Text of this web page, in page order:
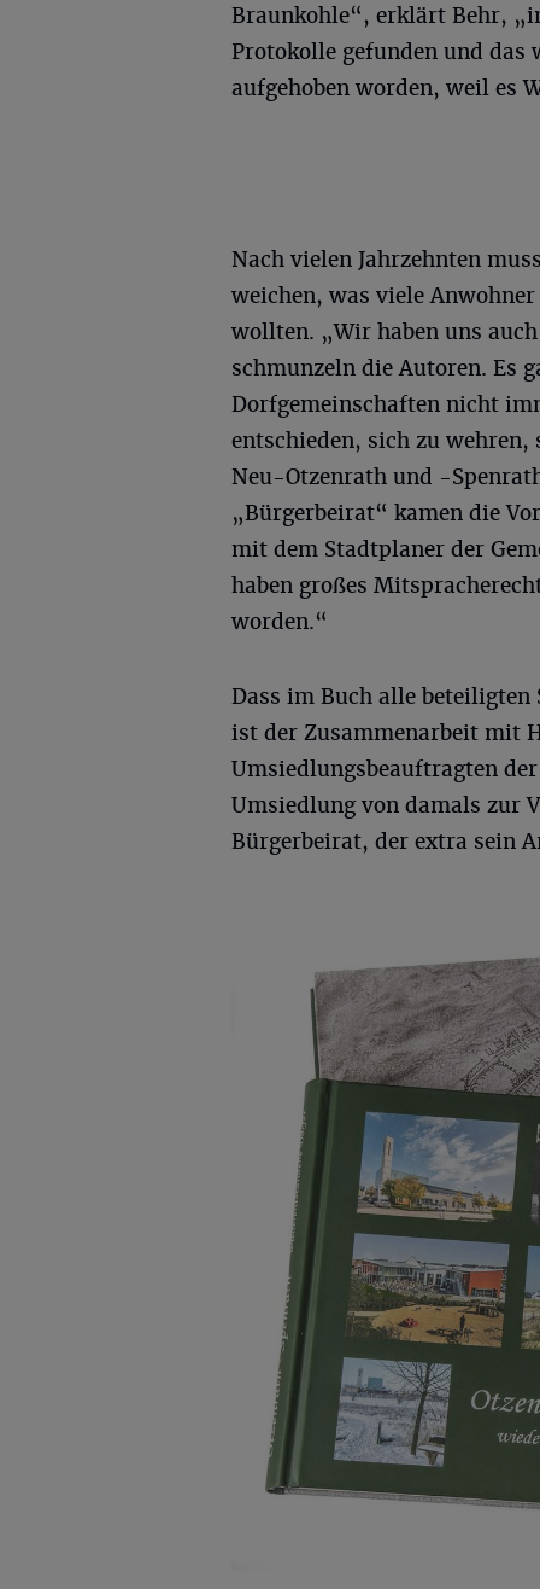
Braunkohle“, erklärt Behr,
Protokolle gefunden und das
aufgehoben worden, weil es
Nach vielen Jahrzehnten
weichen, was viele
wollten. „Wir haben uns
schmunzeln die Autoren. Es
Dorfgemeinschaften nicht
entschieden, sich zu
Neu-Otzenrath und -
„Bürgerbeirat“ kamen die
mit dem Stadtplaner der
haben großes
worden.“
Dass im Buch alle beteiligten
ist der Zusammenarbeit mit
Umsiedlungsbeauftragten
Umsiedlung von damals zur
Bürgerbeirat, der extra sein